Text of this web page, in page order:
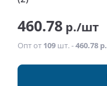
460.78 р./шт
Опт от 109 шт. -460.78 р.